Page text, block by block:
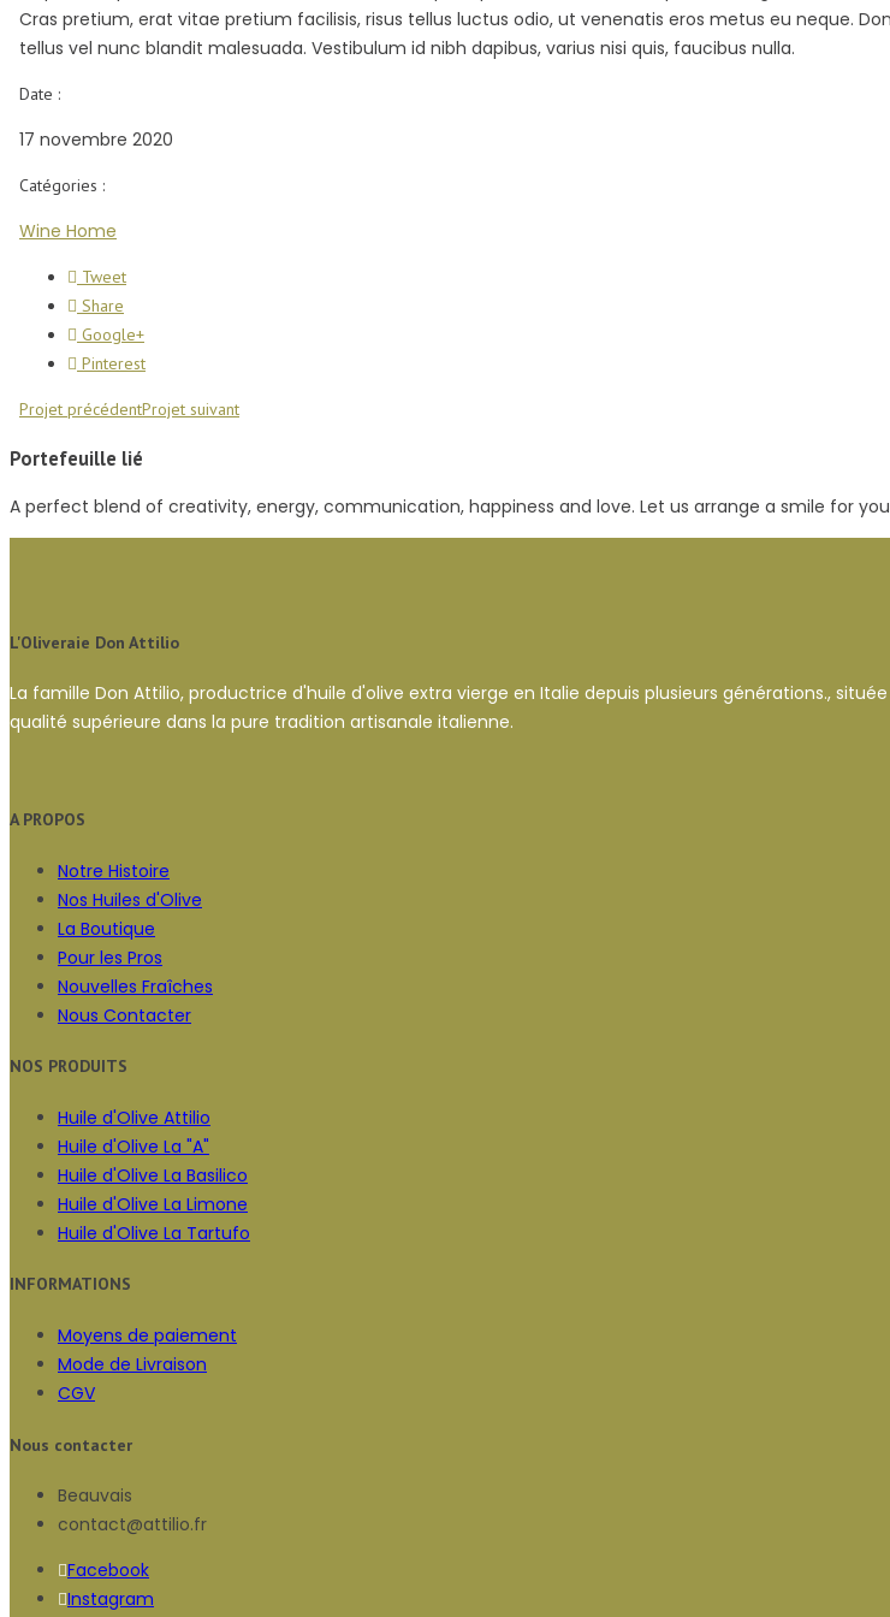
Cras pretium, erat vitae pretium facilisis, risus tellus luctus odio, ut venenatis eros metus eu neque.
tellus vel nunc blandit malesuada. Vestibulum id nibh dapibus, varius nisi quis, faucibus nulla.
Date :
17 novembre 2020
Catégories :
Wine Home
Tweet
Share
Google+
Pinterest
Projet précédentProjet suivant
Portefeuille lié
A perfect blend of creativity, energy, communication, happiness and love. Let us arrange a smile for
L'Oliveraie Don Attilio
La famille Don Attilio, productrice d'huile d'olive extra vierge en Italie depuis plusieurs générations.,
qualité supérieure dans la pure tradition artisanale italienne.
A PROPOS
Notre Histoire
Nos Huiles d'Olive
La Boutique
Pour les Pros
Nouvelles Fraîches
Nous Contacter
NOS PRODUITS
Huile d'Olive Attilio
Huile d'Olive La "A"
Huile d'Olive La Basilico
Huile d'Olive La Limone
Huile d'Olive La Tartufo
INFORMATIONS
Moyens de paiement
Mode de Livraison
CGV
Nous contacter
Beauvais
contact@attilio.fr
Facebook
Instagram